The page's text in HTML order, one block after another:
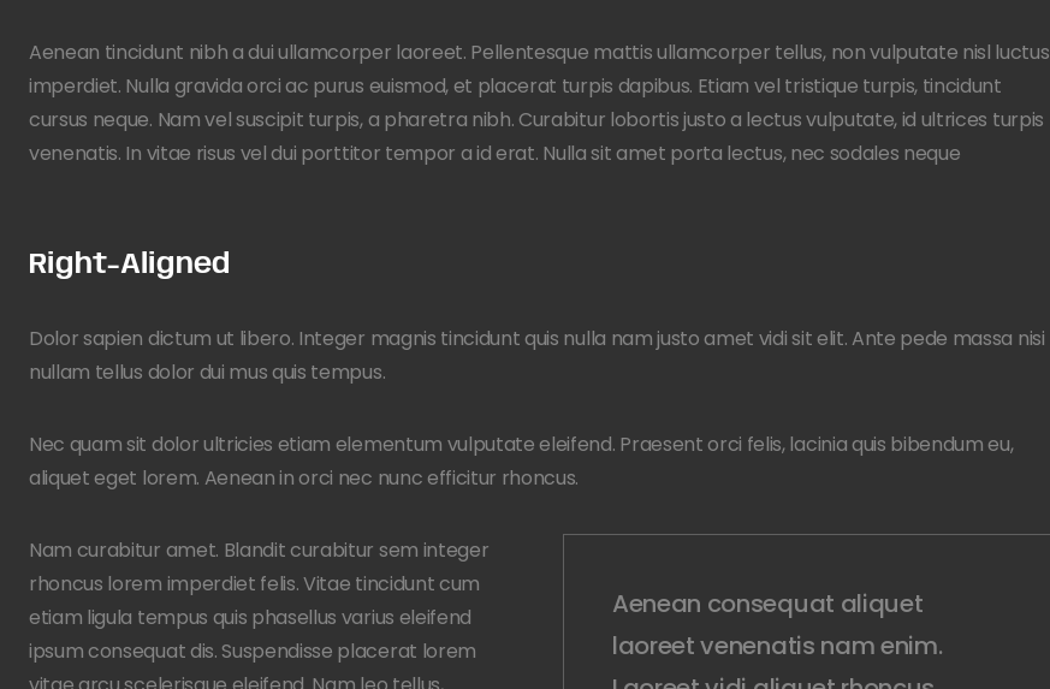
Aenean tincidunt nibh a dui ullamcorper laoreet. Pellentesque mattis ullamcorper tellus, non vulputate nisl luctus
imperdiet. Nulla gravida orci ac purus euismod, et placerat turpis dapibus. Etiam vel tristique turpis, tincidunt
cursus neque. Nam vel suscipit turpis, a pharetra nibh. Curabitur lobortis justo a lectus vulputate, id ultrices turpis
venenatis. In vitae risus vel dui porttitor tempor a id erat. Nulla sit amet porta lectus, nec sodales neque
Right-Aligned
Dolor sapien dictum ut libero. Integer magnis tincidunt quis nulla nam justo amet vidi sit elit. Ante pede massa nisi
nullam tellus dolor dui mus quis tempus.
Nec quam sit dolor ultricies etiam elementum vulputate eleifend. Praesent orci felis, lacinia quis bibendum eu,
aliquet eget lorem. Aenean in orci nec nunc efficitur rhoncus.
Aenean consequat aliquet
laoreet venenatis nam enim.
Nam curabitur amet. Blandit curabitur sem integer
rhoncus lorem imperdiet felis. Vitae tincidunt cum
etiam ligula tempus quis phasellus varius eleifend
ipsum consequat dis. Suspendisse placerat lorem